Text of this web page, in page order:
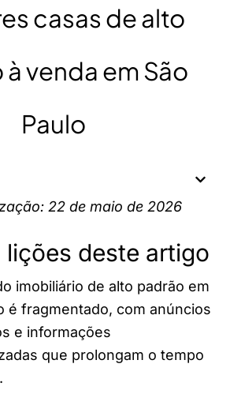
casas de alto
venda em São
Paulo
22 de maio de 2026
lições deste artigo
imobiliário de alto padrão em
é fragmentado, com anúncios
e informações
que prolongam o tempo